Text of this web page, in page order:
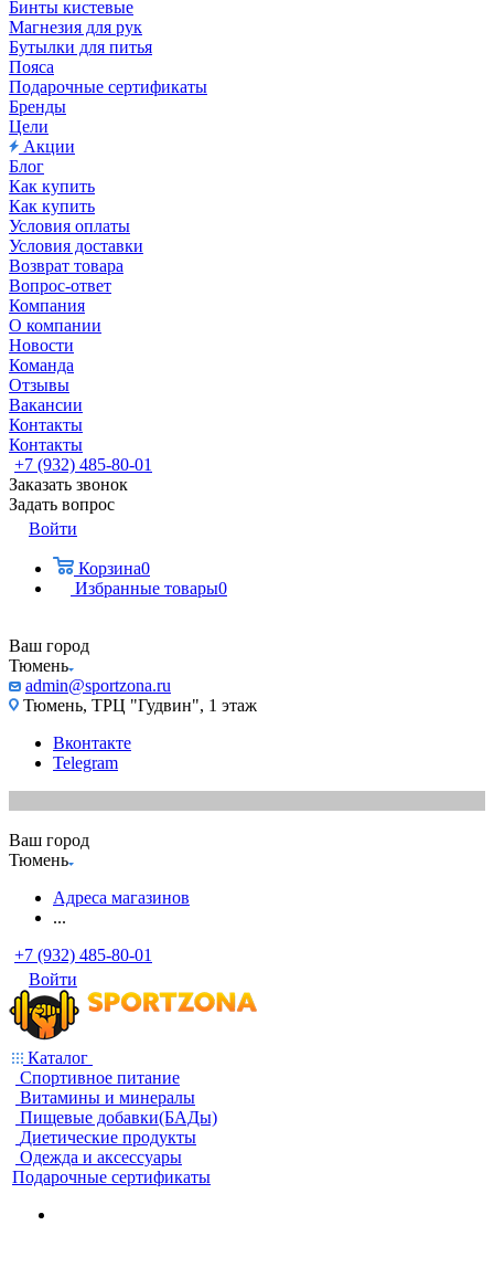
Бинты кистевые
Магнезия для рук
Бутылки для питья
Пояса
Подарочные сертификаты
Бренды
Цели
Акции
Блог
Как купить
Как купить
Условия оплаты
Условия доставки
Возврат товара
Вопрос-ответ
Компания
О компании
Новости
Команда
Отзывы
Вакансии
Контакты
Контакты
+7 (932) 485-80-01
Заказать звонок
Задать вопрос
Войти
Корзина0
Избранные товары0
Ваш город
Тюмень
admin@sportzona.ru
Тюмень, ТРЦ "Гудвин", 1 этаж
Вконтакте
Telegram
Ваш город
Тюмень
Адреса магазинов
...
+7 (932) 485-80-01
Войти
Каталог
Спортивное питание
Витамины и минералы
Пищевые добавки(БАДы)
Диетические продукты
Одежда и аксессуары
Подарочные сертификаты